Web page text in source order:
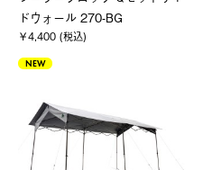
ドウォール 270-BG
￥4,400 (税込)
NEW